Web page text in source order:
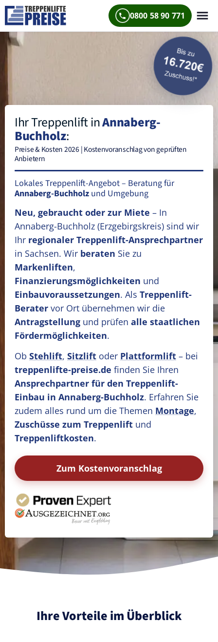
0800 58 90 771
Ihr Treppenlift inAnnaberg-
Buchholz:
Preise & Kosten 2026 | Kostenvoranschlag von geprüften
Anbietern
Lokales Treppenlift-Angebot – Beratung für
Annaberg-Buchholz und Umgebung
Neu, gebraucht oder zur Miete – In
Annaberg-Buchholz (Erzgebirgskreis) sind wir
Ihr regionaler Treppenlift-Ansprechpartner
in Sachsen. Wir beraten Sie zu
Markenliften,
Finanzierungsmöglichkeiten und
Einbauvoraussetzungen. Als Treppenlift-
Berater vor Ort übernehmen wir die
Antragstellung und prüfen alle staatlichen
Fördermöglichkeiten.
Ob Stehlift, Sitzlift oder Plattformlift – bei
treppenlifte-preise.de finden Sie Ihren
Ansprechpartner für den Treppenlift-
Einbau in Annaberg-Buchholz. Erfahren Sie
zudem alles rund um die Themen Montage,
Zuschüsse zum Treppenlift und
Treppenliftkosten.
Zum Kostenvoranschlag
Ihre Vorteile im Überblick